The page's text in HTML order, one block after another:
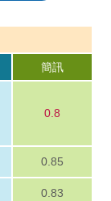
簡訊
0.8
0.85
0.83